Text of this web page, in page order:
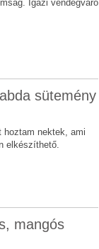
Igazi vendégváró
sütemény
hoztam nektek, ami
elkészíthető.
mangós